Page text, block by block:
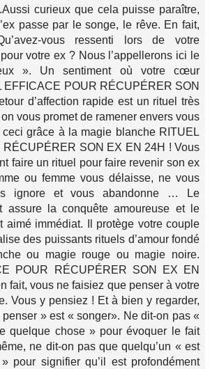
curieux que cela puisse paraître,
passe par le songe, le rêve. En fait,
vous ressenti lors de votre
votre ex ? Nous l’appellerons ici le
». Un sentiment où votre cœur
EFFICACE POUR RÉCUPÉRER SON
d’affection rapide est un rituel très
vous promet de ramener envers vous
grâce à la magie blanche RITUEL
RÉCUPÉRER SON EX EN 24H ! Vous
faire un rituel pour faire revenir son ex
ou femme vous délaisse, ne vous
ignore et vous abandonne … Le
assure la conquête amoureuse et le
aimé immédiat. Il protège votre couple
des puissants rituels d’amour fondé
ou magie rouge ou magie noire.
POUR RÉCUPÉRER SON EX EN
fait, vous ne faisiez que penser à votre
Vous y pensiez ! Et à bien y regarder,
» est « songer». Ne dit-on pas «
quelque chose » pour évoquer le fait
ne dit-on pas que quelqu’un « est
pour signifier qu’il est profondément